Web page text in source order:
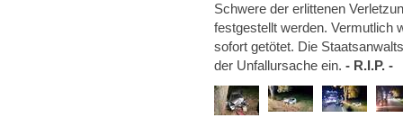
Schwere der erlittenen
festgestellt werden. Vermutlich
sofort getötet. Die
der Unfallursache ein. - R.I.P. -